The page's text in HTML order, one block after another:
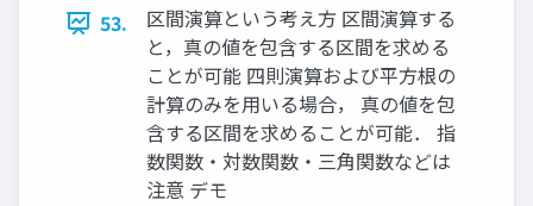
53.
区間演算という考え方 区間演算する
と，真の値を包含する区間を求める
ことが可能 四則演算および平方根の
計算のみを用いる場合， 真の値を包
含する区間を求めることが可能． 指
数関数・対数関数・三角関数などは
注意 デモ